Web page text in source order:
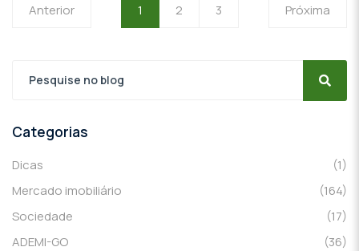
Anterior 1 2 3 Próxima
Categorias
Dicas
(1)
Mercado imobiliário
(164)
Sociedade
(17)
ADEMI-GO
(36)